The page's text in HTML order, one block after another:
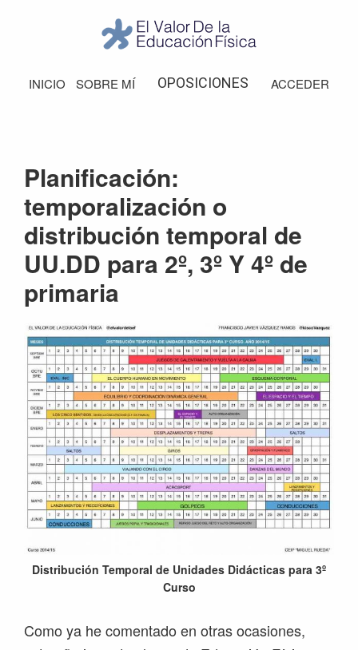
navegación
principal
barra
Valor
de
INICIO SOBRE MÍ OPOSICIONES ACCEDER
Planificación:
temporalización o
distribución temporal de
UU.DD para 2º, 3º Y 4º de
primaria
Distribución Temporal de Unidades Didácticas para 3º
Curso
Como ya he comentado en otras ocasiones,